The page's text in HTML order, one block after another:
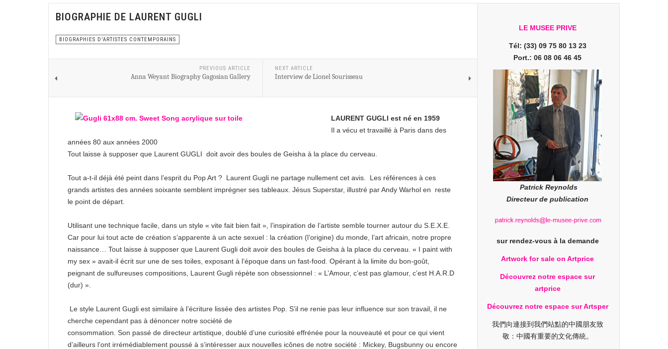
BIOGRAPHIE DE LAURENT GUGLI
BIOGRAPHIES D'ARTISTES CONTEMPORAINS
PREVIOUS ARTICLE
Anna Weyant Biography Gagosian Gallery
NEXT ARTICLE
Interview de Lionel Sourisseau
LAURENT GUGLI est né en 1959
Il a vécu et travaillé à Paris dans des
années 80 aux années 2000
Tout laisse à supposer que Laurent GUGLI doit avoir des boules de Geisha à la place du cerveau.
Tout a-t-il déjà été peint dans l’esprit du Pop Art ? Laurent Gugli ne partage nullement cet avis. Les références à ces
grands artistes des années soixante semblent imprégner ses tableaux. Jésus Superstar, illustré par Andy Warhol en reste
le point de départ.
Utilisant une technique facile, dans un style « vite fait bien fait », l’inspiration de l’artiste semble tourner autour du S.E.X.E.
Car pour lui tout acte de création s’apparente à un acte sexuel : la création (l’origine) du monde, l’art africain, notre propre
naissance… Tout laisse à supposer que Laurent Gugli doit avoir des boules de Geisha à la place du cerveau. « I paint with
my sex » avait-il écrit sur une de ses toiles, exposant à l’époque dans un fast-food. Opérant à la limite du bon-goût,
peignant de sulfureuses compositions, Laurent Gugli répète son obsessionnel : « L’Amour, c’est pas glamour, c’est H.A.R.D
(dur) ».
Le style Laurent Gugli est similaire à l’écriture lissée des artistes Pop. S’il ne renie pas leur influence sur son travail, il ne
cherche cependant pas à dénoncer notre société de
consommation. Son passé de directeur artistique, doublé d’une curiosité effrénée pour la nouveauté et pour ce qui vient
d’ailleurs l’ont irrémédiablement poussé à s’intéresser aux nouvelles icônes de notre société : Mickey, Bugsbunny ou encore
LE MUSEE PRIVE
Tél: (33) 09 75 80 13 23
Port.: 06 08 06 46 45
Patrick Reynolds
Directeur de publication
sur rendez-vous à la demande
Artwork for sale on Artprice
Découvrez notre espace sur
artprice
Découvrez notre espace sur Artsper
我們向連接到我們站點的中國朋友致
敬：中國有重要的文化傳統。